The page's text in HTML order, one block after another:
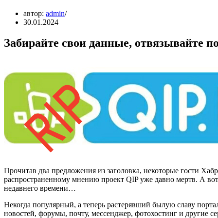
автор: admin
30.01.2024
Забирайте свои данные, отвязывайте
Прочитав два предложения из заголовка, некоторые гости
распространенному мнению проект QIP уже давно мертв. А
недавнего времени…
Некогда популярный, а теперь растерявший былую славу
новостей, форумы, почту, мессенджер, фотохостинг и другие